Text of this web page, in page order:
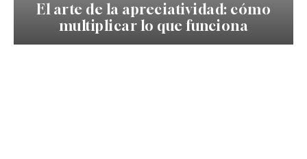
El arte de la apreciatividad: cómo
multiplicar lo que funciona